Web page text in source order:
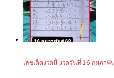
เลขเด็ดงวดนี้ งวดวันที่ 16 กุมภาพั